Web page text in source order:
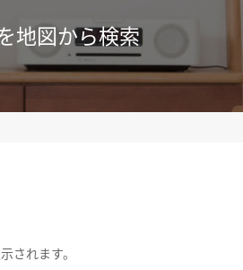
地図から検索
されます。